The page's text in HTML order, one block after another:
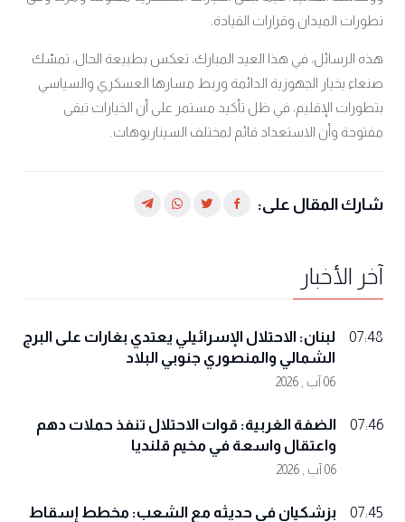
تطورات الميدان وقرارات القيادة.
هذه الرسائل، في هذا العيد المبارك، تعكس بطبيعة الحال، تمسّك
صنعاء بخيار الجهوزية الدائمة وربط مسارها العسكري والسياسي
بتطورات الإقليم، في ظل تأكيد مستمر على أن الخيارات تبقى
مفتوحة وأن الاستعداد قائم لمختلف السيناريوهات.
شارك المقال على:
آخر الأخبار
07:48
لبنان: الاحتلال الإسرائيلي يعتدي بغارات على البرج
الشمالي والمنصوري جنوبي البلاد
06 آب , 2026
07:46
الضفة الغربية: قوات الاحتلال تنفذ حملات دهم
واعتقال واسعة في مخيم قلنديا
06 آب , 2026
07:45
بزشكيان في حديثه مع الشعب: مخطط إسقاط